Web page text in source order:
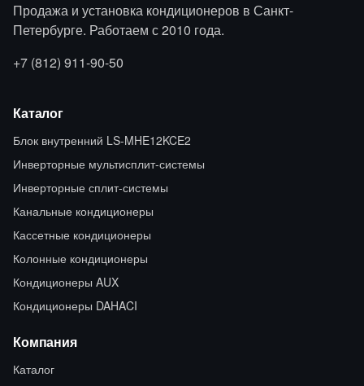
Продажа и установка кондиционеров в Санкт-
Петербурге. Работаем с 2010 года.
+7 (812) 911-90-50
Каталог
Блок внутренний LS-MHE12KCE2
Инверторные мультисплит-системы
Инверторные сплит-системы
Канальные кондиционеры
Кассетные кондиционеры
Колонные кондиционеры
Кондиционеры AUX
Кондиционеры DAHACI
Компания
Каталог